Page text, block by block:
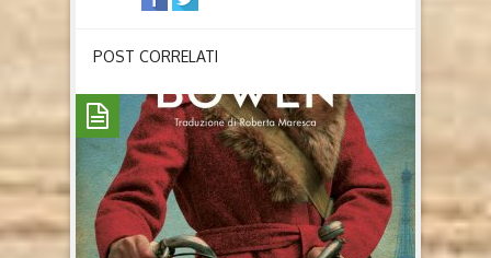
POST CORRELATI